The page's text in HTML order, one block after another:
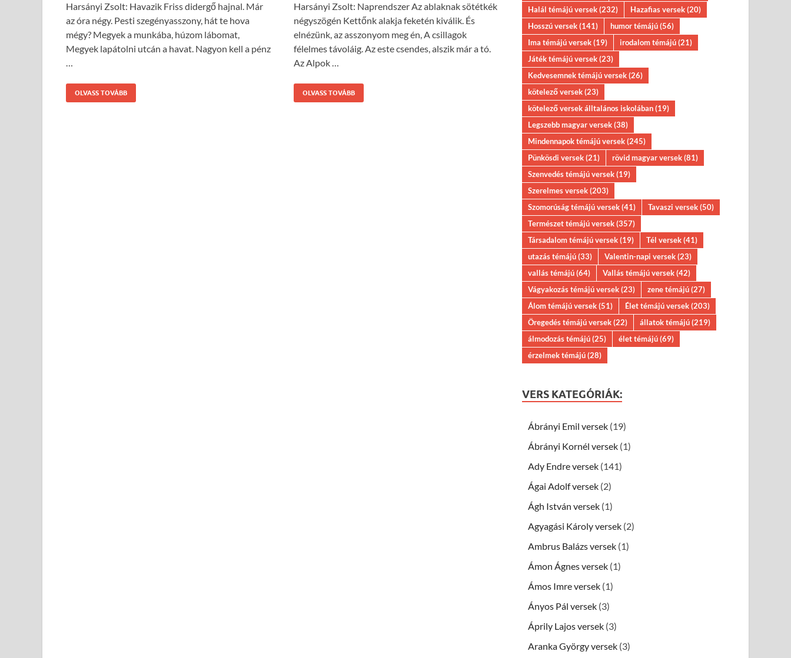
Harsányi Zsolt: Havazik Friss didergő hajnal. Már
az óra négy. Pesti szegényasszony, hát te hova
mégy? Megyek a munkába, húzom lábomat,
Megyek lapátolni utcán a havat. Nagyon kell a pénz
…
OLVASS TOVÁBB
Harsányi Zsolt: Naprendszer Az ablaknak sötétkék
négyszögén Kettőnk alakja feketén kiválik. És
elnézünk, az asszonyom meg én, A csillagok
félelmes távoláig. Az este csendes, alszik már a tó.
Az Alpok …
OLVASS TOVÁBB
Halál témájú versek(232) Hazafias versek(20)
Hosszú versek(141) humor témájú(56)
Ima témájú versek(19) irodalom témájú(21)
Játék témájú versek(23)
Kedvesemnek témájú versek(26)
kötelező versek(23)
kötelező versek álltalános iskolában(19)
Legszebb magyar versek(38)
Mindennapok témájú versek(245)
Pünkösdi versek(21) rövid magyar versek(81)
Szenvedés témájú versek(19)
Szerelmes versek(203)
Szomorúság témájú versek(41) Tavaszi versek(50)
Természet témájú versek(357)
Társadalom témájú versek(19) Tél versek(41)
utazás témájú(33) Valentin-napi versek(23)
vallás témájú(64) Vallás témájú versek(42)
Vágyakozás témájú versek(23) zene témájú(27)
Álom témájú versek(51) Élet témájú versek(203)
Öregedés témájú versek(22) állatok témájú(219)
álmodozás témájú(25) élet témájú(69)
érzelmek témájú(28)
VERS KATEGÓRIÁK:
Ábrányi Emil versek (19)
Ábrányi Kornél versek (1)
Ady Endre versek (141)
Ágai Adolf versek (2)
Ágh István versek (1)
Agyagási Károly versek (2)
Ambrus Balázs versek (1)
Ámon Ágnes versek (1)
Ámos Imre versek (1)
Ányos Pál versek (3)
Áprily Lajos versek (3)
Aranka György versek (3)